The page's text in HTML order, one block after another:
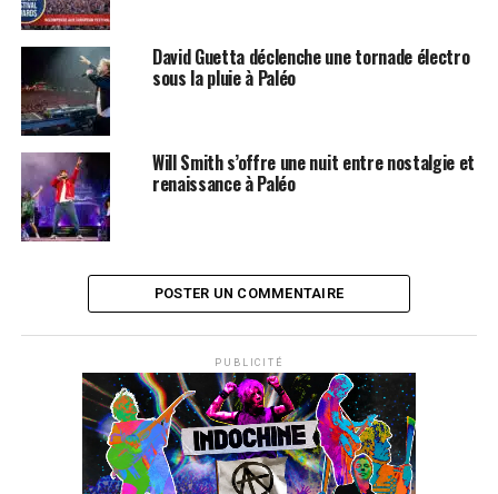
David Guetta déclenche une tornade électro
sous la pluie à Paléo
Will Smith s’offre une nuit entre nostalgie et
renaissance à Paléo
POSTER UN COMMENTAIRE
PUBLICITÉ